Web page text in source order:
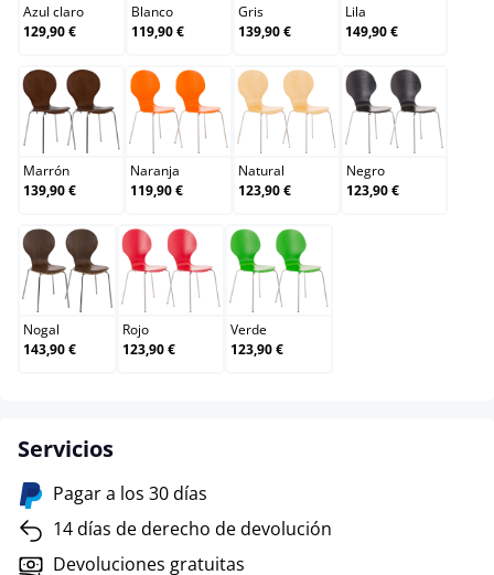
Azul claro
129,90 €
Blanco
119,90 €
Gris
139,90 €
Lila
149,90 €
Marrón
Marrón
139,90 €
Naranja
Naranja
119,90 €
Natural
Natural
123,90 €
Negro
Negro
123,90 €
Nogal
Nogal
143,90 €
Rojo
Rojo
123,90 €
Verde
Verde
123,90 €
Servicios
Pagar a los 30 días
14 días de derecho de devolución
Devoluciones gratuitas